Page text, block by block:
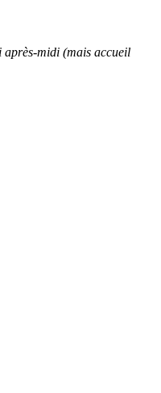
après-midi (mais accueil